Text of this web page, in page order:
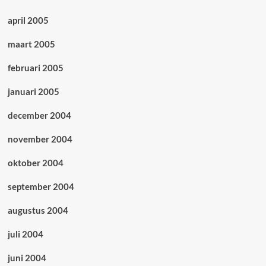
april 2005
maart 2005
februari 2005
januari 2005
december 2004
november 2004
oktober 2004
september 2004
augustus 2004
juli 2004
juni 2004